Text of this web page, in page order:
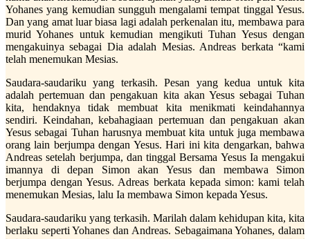
Yohanes yang kemudian sungguh mengalami tempat tinggal Yesus.
Dan yang amat luar biasa lagi adalah perkenalan itu, membawa para
murid Yohanes untuk kemudian mengikuti Tuhan Yesus dengan
mengakuinya sebagai Dia adalah Mesias. Andreas berkata “kami
telah menemukan Mesias.
Saudara-saudariku yang terkasih. Pesan yang kedua untuk kita
adalah pertemuan dan pengakuan kita akan Yesus sebagai Tuhan
kita, hendaknya tidak membuat kita menikmati keindahannya
sendiri. Keindahan, kebahagiaan pertemuan dan pengakuan akan
Yesus sebagai Tuhan harusnya membuat kita untuk juga membawa
orang lain berjumpa dengan Yesus. Hari ini kita dengarkan, bahwa
Andreas setelah berjumpa, dan tinggal Bersama Yesus Ia mengakui
imannya di depan Simon akan Yesus dan membawa Simon
berjumpa dengan Yesus. Adreas berkata kepada simon: kami telah
menemukan Mesias, lalu Ia membawa Simon kepada Yesus.
Saudara-saudariku yang terkasih. Marilah dalam kehidupan kita, kita
berlaku seperti Yohanes dan Andreas. Sebagaimana Yohanes, dalam